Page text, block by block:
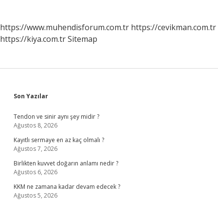
https://www.muhendisforum.com.tr https://cevikman.com.tr
https://kiya.com.trSitemap
Sidebar
Son Yazılar
Tendon ve sinir aynı şey midir ?
Ağustos 8, 2026
Kayıtlı sermaye en az kaç olmalı ?
Ağustos 7, 2026
Birlikten kuvvet doğarın anlamı nedir ?
Ağustos 6, 2026
KKM ne zamana kadar devam edecek ?
Ağustos 5, 2026